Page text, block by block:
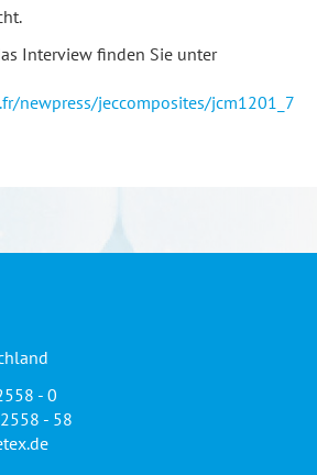
Interview finden Sie unter
newpress/jeccomposites/jcm1201_70/
- 0
- 58